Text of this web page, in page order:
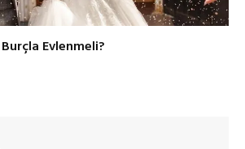
Evlenmeli?